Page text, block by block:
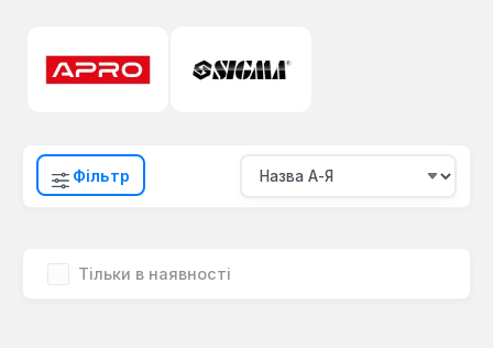
Фільтр
Тільки в наявності